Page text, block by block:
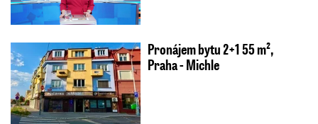
Pronájem bytu 2+1 55 m²,
Praha - Michle